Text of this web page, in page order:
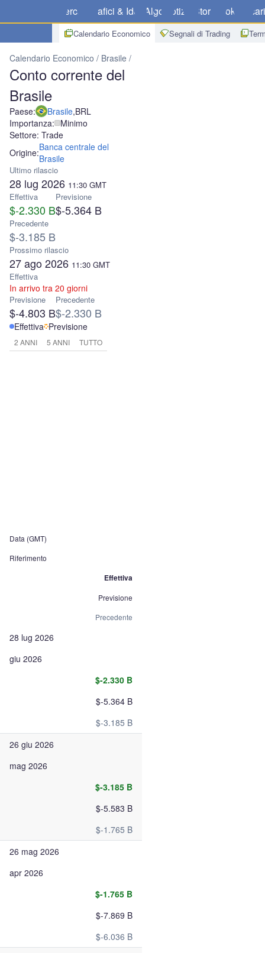
Mercati Grafici & Idee Algo Notizie Store Broker
Calendario Economico Segnali di Trading
Calendario Economico Brasile
Conto corrente del
Brasile
Paese: Brasile,BRL
Importanza: Minimo
Settore: Trade
Origine:Banca centrale del
Brasile
Ultimo rilascio
28 lug 2026 11:30 GMT
Effettiva
$-2.330 B
Previsione
$-5.364 B
Precedente
$-3.185 B
Prossimo rilascio
27 ago 2026 11:30 GMT
Effettiva
In arrivo tra 20 giorni
Previsione
$-4.803 B
Precedente
$-2.330 B
Effettiva Previsione
2 ANNI 5 ANNI TUTTO
Data (GMT)
Riferimento
Effettiva
Previsione
Precedente
28 lug 2026
giu 2026
$-2.330 B
$-5.364 B
$-3.185 B
26 giu 2026
mag 2026
$-3.185 B
$-5.583 B
$-1.765 B
26 mag 2026
apr 2026
$-1.765 B
$-7.869 B
$-6.036 B